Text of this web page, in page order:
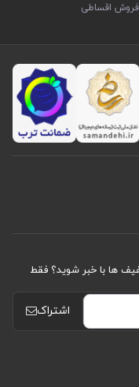
فروش اقساطی
ها با‌ خبر شوید؟ فقط
اشتراک